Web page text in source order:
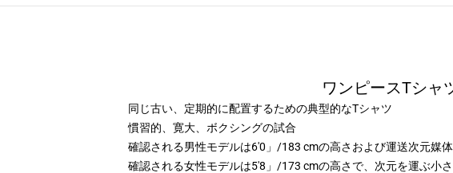
ワンピースTシャ
同じ古い、定期的に配置するための典型的なTシャツ
慣習的、寛大、ボクシングの試合
確認される男性モデルは6'0」/183 cmの高さおよび運送次元媒
確認される女性モデルは5'8」/173 cmの高さで、次元を運ぶ小